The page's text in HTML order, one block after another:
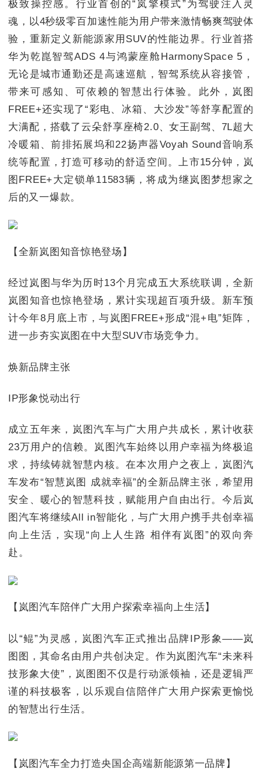
极致操控感。行业首创的“岚擎模式”为驾驶注入灵
魂，以4秒级零百加速性能为用户带来激情畅爽驾驶体
验，重新定义新能源家用SUV的性能边界。行业首搭
华为乾崑智驾ADS 4与鸿蒙座舱HarmonySpace 5，
无论是城市通勤还是高速巡航，智驾系统从容接管，
带来可感知、可依赖的智慧出行体验。此外，岚图
FREE+还实现了“彩电、冰箱、大沙发”等舒享配置的
大满配，搭载了云朵舒享座椅2.0、女王副驾、7L超大
冷暖箱、前排拓展坞和22扬声器Voyah Sound音响系
统等配置，打造可移动的舒适空间。上市15分钟，岚
图FREE+大定锁单11583辆，将成为继岚图梦想家之
后的又一爆款。
【全新岚图知音惊艳登场】
经过岚图与华为历时13个月完成五大系统联调，全新
岚图知音也惊艳登场，累计实现超百项升级。新车预
计今年8月底上市，与岚图FREE+形成“混+电”矩阵，
进一步夯实岚图在中大型SUV市场竞争力。
焕新品牌主张
IP形象悦动出行
成立五年来，岚图汽车与广大用户共成长，累计收获
23万用户的信赖。岚图汽车始终以用户幸福为终极追
求，持续铸就智慧内核。在本次用户之夜上，岚图汽
车发布“智慧岚图 成就幸福”的全新品牌主张，希望用
安全、暖心的智慧科技，赋能用户自由出行。今后岚
图汽车将继续All in智能化，与广大用户携手共创幸福
向上生活，实现“向上人生路 相伴有岚图”的双向奔
赴。
【岚图汽车陪伴广大用户探索幸福向上生活】
以“鲲”为灵感，岚图汽车正式推出品牌IP形象——岚
图图，其命名由用户共创决定。作为岚图汽车“未来科
技形象大使”，岚图图不仅是行动派领袖‌，还是逻辑严
谨的科技极客‌，以乐观自信陪伴广大用户探索更愉悦
的智慧出行生活。
【岚图汽车全力打造央国企高端新能源第一品牌】